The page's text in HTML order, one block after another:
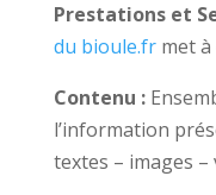
Prestations et
du bioule.frmet à
Contenu :
l’information
textes – images –